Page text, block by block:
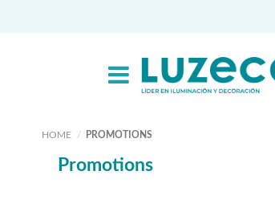
HOME PROMOTIONS
Promotions